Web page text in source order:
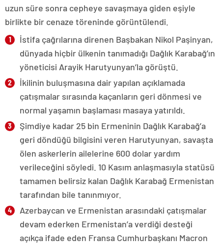
uzun süre sonra cepheye savaşmaya giden eşiyle
birlikte bir cenaze töreninde görüntülendi.
İstifa çağrılarına direnen Başbakan Nikol Paşinyan,
dünyada hiçbir ülkenin tanımadığı Dağlık Karabağ’ın
yöneticisi Arayik Harutyunyan’la görüştü.
İkilinin buluşmasına dair yapılan açıklamada
çatışmalar sırasında kaçanların geri dönmesi ve
normal yaşamın başlaması masaya yatırıldı.
Şimdiye kadar 25 bin Ermeninin Dağlık Karabağ’a
geri döndüğü bilgisini veren Harutyunyan, savaşta
ölen askerlerin ailelerine 600 dolar yardım
verileceğini söyledi. 10 Kasım anlaşmasıyla statüsü
tamamen belirsiz kalan Dağlık Karabağ Ermenistan
tarafından bile tanınmıyor.
Azerbaycan ve Ermenistan arasındaki çatışmalar
devam ederken Ermenistan’a verdiği desteği
açıkça ifade eden Fransa Cumhurbaşkanı Macron